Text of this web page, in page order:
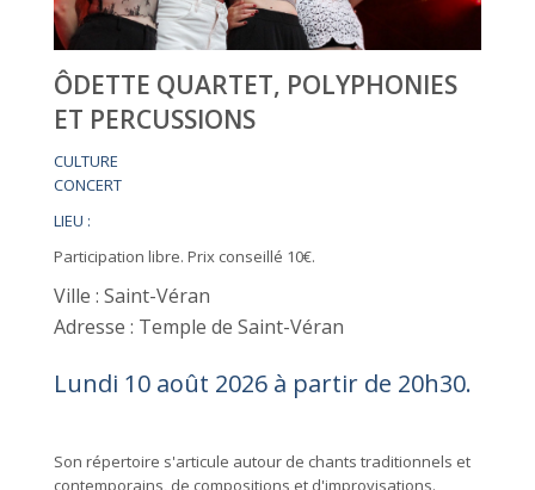
ÔDETTE QUARTET, POLYPHONIES
ET PERCUSSIONS
CULTURE
CONCERT
LIEU :
Participation libre. Prix conseillé 10€.
Ville : Saint-Véran
Adresse : Temple de Saint-Véran
Lundi 10 août 2026 à partir de 20h30.
Son répertoire s'articule autour de chants traditionnels et
contemporains, de compositions et d'improvisations.